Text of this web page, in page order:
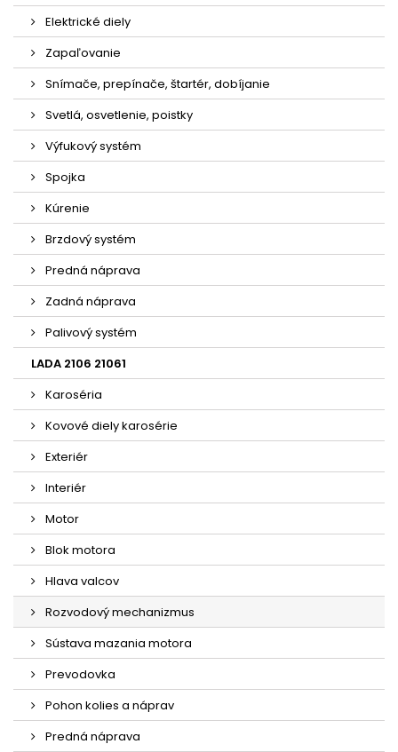
Elektrické diely
Zapaľovanie
Snímače, prepínače, štartér, dobíjanie
Svetlá, osvetlenie, poistky
Výfukový systém
Spojka
Kúrenie
Brzdový systém
Predná náprava
Zadná náprava
Palivový systém
LADA 2106 21061
Karoséria
Kovové diely karosérie
Exteriér
Interiér
Motor
Blok motora
Hlava valcov
Rozvodový mechanizmus
Sústava mazania motora
Prevodovka
Pohon kolies a náprav
Predná náprava